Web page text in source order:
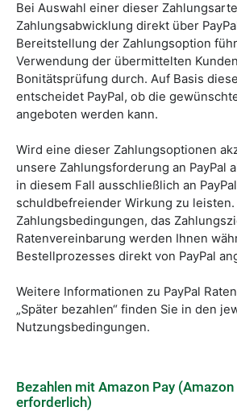
Bei Auswahl einer dieser
Zahlungsabwicklung direkt über
Bereitstellung der Zahlungsoption
Verwendung der übermittelten
Bonitätsprüfung durch. Auf Basis
entscheidet PayPal, ob die
angeboten werden kann.
Wird eine dieser Zahlungsoptionen
unsere Zahlungsforderung an PayPal
in diesem Fall ausschließlich an
schuldbefreiender Wirkung zu
Zahlungsbedingungen, das
Ratenvereinbarung werden Ihnen
Bestellprozesses direkt von PayPal
Weitere Informationen zu PayPal
„Später bezahlen“ finden Sie in den
Nutzungsbedingungen.
Bezahlen mit Amazon Pay
erforderlich)